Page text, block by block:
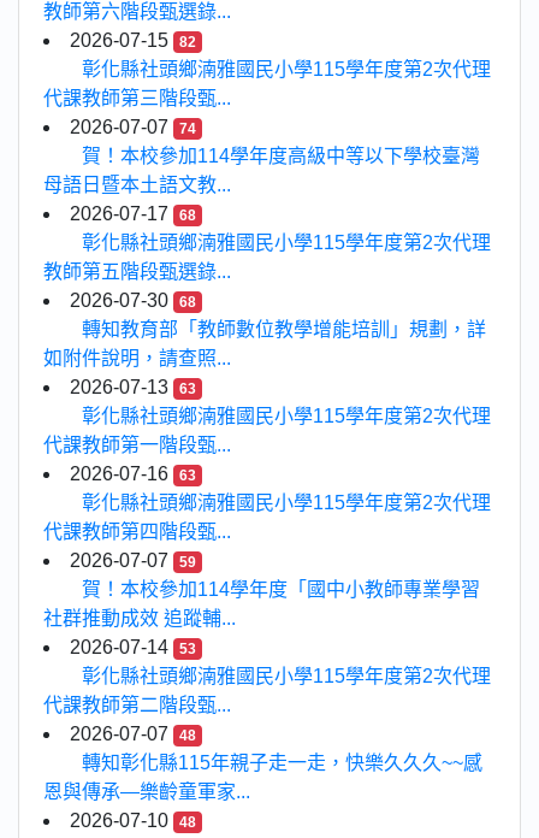
教師第六階段甄選錄...
2026-07-15
82
彰化縣社頭鄉湳雅國民小學115學年度第2次代理
代課教師第三階段甄...
2026-07-07
74
賀！本校參加114學年度高級中等以下學校臺灣
母語日暨本土語文教...
2026-07-17
68
彰化縣社頭鄉湳雅國民小學115學年度第2次代理
教師第五階段甄選錄...
2026-07-30
68
轉知教育部「教師數位教學增能培訓」規劃，詳
如附件說明，請查照...
2026-07-13
63
彰化縣社頭鄉湳雅國民小學115學年度第2次代理
代課教師第一階段甄...
2026-07-16
63
彰化縣社頭鄉湳雅國民小學115學年度第2次代理
代課教師第四階段甄...
2026-07-07
59
賀！本校參加114學年度「國中小教師專業學習
社群推動成效 追蹤輔...
2026-07-14
53
彰化縣社頭鄉湳雅國民小學115學年度第2次代理
代課教師第二階段甄...
2026-07-07
48
轉知彰化縣115年親子走一走，快樂久久久~~感
恩與傳承—樂齡童軍家...
2026-07-10
48